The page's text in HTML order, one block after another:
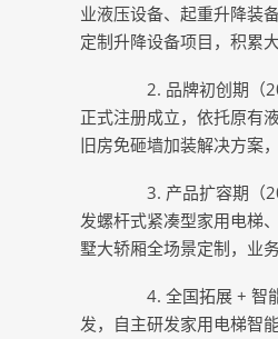
业液压设备、起重升降装
定制升降设备项目，积累
2. 品牌初创期（
正式注册成立，依托原有
旧房免砸墙加装解决方案
3. 产品扩容期（
发螺杆式紧凑型家用电梯
墅大轿厢全场景定制，业
4. 全国拓展 + 智能
发，自主研发家用电梯智